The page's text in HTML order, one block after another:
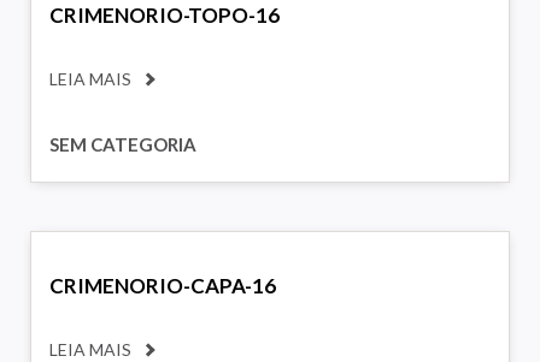
CRIMENORIO-TOPO-16
LEIA MAIS
SEM CATEGORIA
CRIMENORIO-CAPA-16
LEIA MAIS